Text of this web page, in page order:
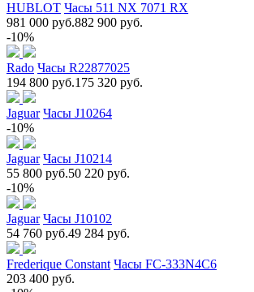
HUBLOT Часы 511 NX 7071 RX
981 000 руб.882 900 руб.
-10%
Rado Часы R22877025
194 800 руб.175 320 руб.
Jaguar Часы J10264
-10%
Jaguar Часы J10214
55 800 руб.50 220 руб.
-10%
Jaguar Часы J10102
54 760 руб.49 284 руб.
Frederique Constant Часы FC-333N4C6
203 400 руб.